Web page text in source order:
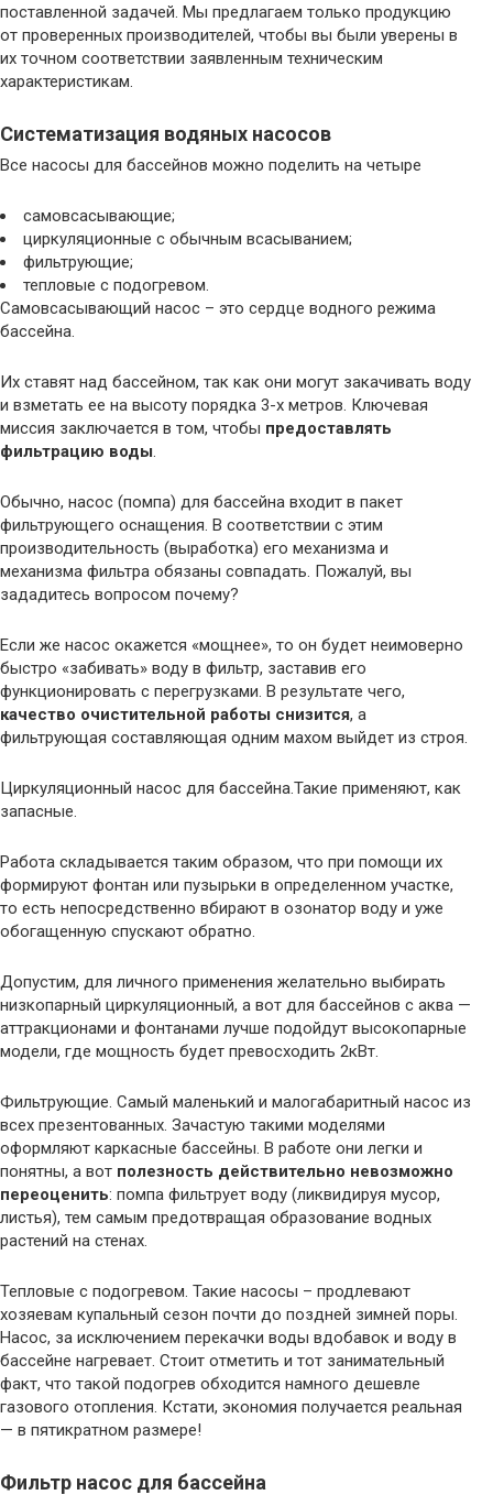
поставленной задачей. Мы предлагаем только продукцию
от проверенных производителей, чтобы вы были уверены в
их точном соответствии заявленным техническим
характеристикам.
Систематизация водяных насосов
Все насосы для бассейнов можно поделить на четыре
самовсасывающие;
циркуляционные с обычным всасыванием;
фильтрующие;
тепловые с подогревом.
Самовсасывающий насос – это сердце водного режима
бассейна.
Их ставят над бассейном, так как они могут закачивать воду
и взметать ее на высоту порядка 3-х метров. Ключевая
миссия заключается в том, чтобы предоставлять
фильтрацию воды.
Обычно, насос (помпа) для бассейна входит в пакет
фильтрующего оснащения. В соответствии с этим
производительность (выработка) его механизма и
механизма фильтра обязаны совпадать. Пожалуй, вы
зададитесь вопросом почему?
Если же насос окажется «мощнее», то он будет неимоверно
быстро «забивать» воду в фильтр, заставив его
функционировать с перегрузками. В результате чего,
качество очистительной работы снизится, а
фильтрующая составляющая одним махом выйдет из строя.
Циркуляционный насос для бассейна.Такие применяют, как
запасные.
Работа складывается таким образом, что при помощи их
формируют фонтан или пузырьки в определенном участке,
то есть непосредственно вбирают в озонатор воду и уже
обогащенную спускают обратно.
Допустим, для личного применения желательно выбирать
низкопарный циркуляционный, а вот для бассейнов с аква —
аттракционами и фонтанами лучше подойдут высокопарные
модели, где мощность будет превосходить 2кВт.
Фильтрующие. Самый маленький и малогабаритный насос из
всех презентованных. Зачастую такими моделями
оформляют каркасные бассейны. В работе они легки и
понятны, а вот полезность действительно невозможно
переоценить: помпа фильтрует воду (ликвидируя мусор,
листья), тем самым предотвращая образование водных
растений на стенах.
Тепловые с подогревом. Такие насосы – продлевают
хозяевам купальный сезон почти до поздней зимней поры.
Насос, за исключением перекачки воды вдобавок и воду в
бассейне нагревает. Стоит отметить и тот занимательный
факт, что такой подогрев обходится намного дешевле
газового отопления. Кстати, экономия получается реальная
— в пятикратном размере!
Фильтр насос для бассейна